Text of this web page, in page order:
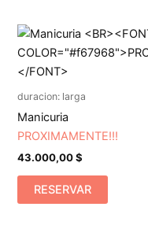
duracion: larga
Manicuria
PROXIMAMENTE!!!
43.000,00$
RESERVAR